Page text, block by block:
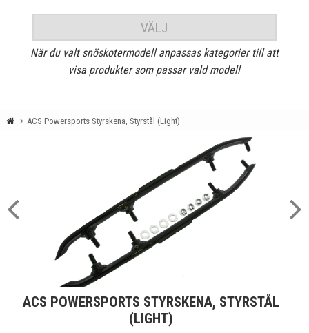
VÄLJ
När du valt snöskotermodell anpassas kategorier till att
visa produkter som passar vald modell
ACS Powersports Styrskena, Styrstål (Light)
ACS POWERSPORTS STYRSKENA, STYRSTÅL
(LIGHT)